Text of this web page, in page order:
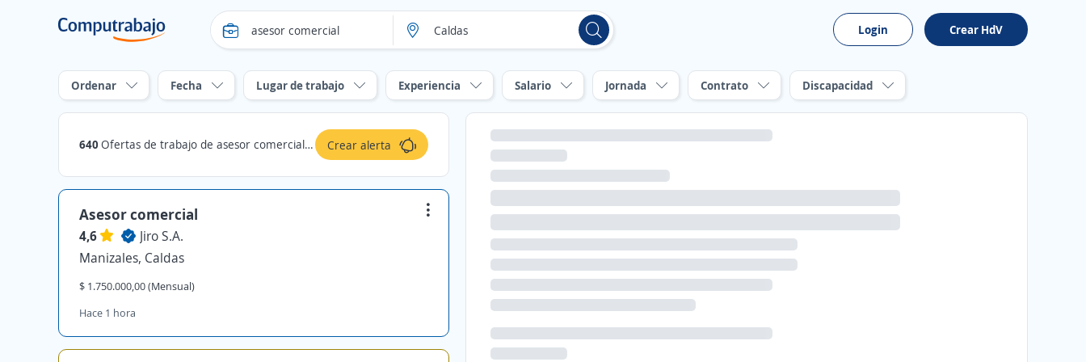
Login Crear HdV
Ordenar Fecha Lugar de trabajo Experiencia Salario Jornada Contrato Discapacidad
640 Ofertas de trabajo de asesor comercial en Caldas Crear alerta
Asesor comercial
4,6
Jiro S.A.
Manizales, Caldas
$ 1.750.000,00 (Mensual)
Hace 1 hora